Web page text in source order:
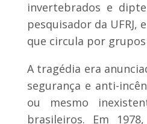
invertebrados e
pesquisador da UFRJ,
que circula por
A tragédia era
segurança e anti-
ou mesmo
brasileiros. Em